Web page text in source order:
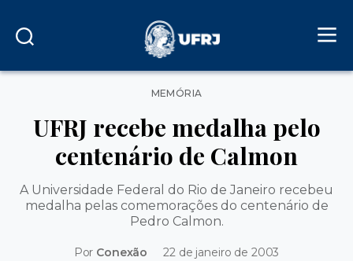
Categorias
MEMÓRIA
UFRJ recebe medalha pelo
centenário de Calmon
A Universidade Federal do Rio de Janeiro recebeu
medalha pelas comemorações do centenário de
Pedro Calmon.
Por Conexão 22 de janeiro de 2003